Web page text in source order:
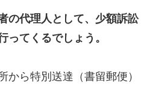
の代理人として、少額訴訟
ってくるでしょう。
から特別送達（書留郵便）